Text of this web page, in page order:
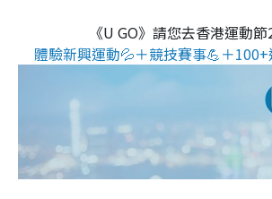
《U GO》請您去香港運動節
體驗新興運動💦＋競技賽事💪＋